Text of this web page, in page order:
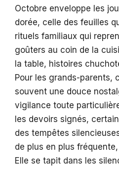
Octobre enveloppe les
dorée, celle des feuilles
rituels familiaux qui
goûters au coin de la
la table, histoires
Pour les grands-parents,
souvent une douce
vigilance toute
les devoirs signés,
des tempêtes
de plus en plus
Elle se tapit dans les